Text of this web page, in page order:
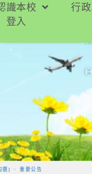
識本校 行
登入
選) > 重要公告